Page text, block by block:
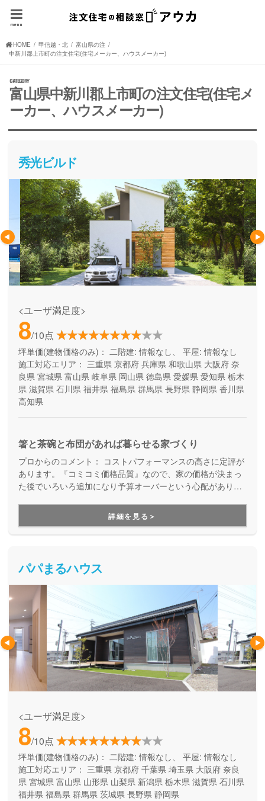
menu
HOME 甲信越・北陸の注文住宅(住宅メーカー、ハウスメーカー)
富山県の注文住宅(住宅メーカー、ハウスメーカー)
中新川郡上市町の注文住宅(住宅メーカー、ハウスメーカー)
富山県中新川郡上市町の注文住宅(住宅メ
ーカー、ハウスメーカー)
秀光ビルド
<ユーザ満足度>
8/10点
坪単価(建物価格のみ)： 二階建: 情報なし、 平屋: 情報なし
施工対応エリア： 三重県 京都府 兵庫県 和歌山県 大阪府 奈
良県 宮城県 富山県 岐阜県 岡山県 徳島県 愛媛県 愛知県 栃木
県 滋賀県 石川県 福井県 福島県 群馬県 長野県 静岡県 香川県
高知県
箸と茶碗と布団があれば暮らせる家づくり
プロからのコメント： コストパフォーマンスの高さに定評が
あります。『コミコミ価格品質』なので、家の価格が決まっ
た後でいろいろ追加になり予算オーバーという心配がありま
詳細を見る＞
パパまるハウス
<ユーザ満足度>
8/10点
坪単価(建物価格のみ)： 二階建: 情報なし、 平屋: 情報なし
施工対応エリア： 三重県 京都府 千葉県 埼玉県 大阪府 奈良
県 宮城県 富山県 山形県 山梨県 新潟県 栃木県 滋賀県 石川県
福井県 福島県 群馬県 茨城県 長野県 静岡県